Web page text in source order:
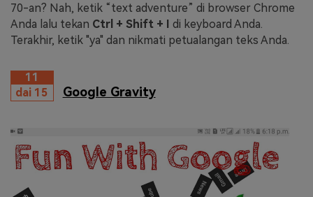
70-an? Nah, ketik “text adventure” di browser Chrome
Anda lalu tekan Ctrl + Shift + I di keyboard Anda.
Terakhir, ketik "ya" dan nikmati petualangan teks Anda.
11
dai 15
Google Gravity